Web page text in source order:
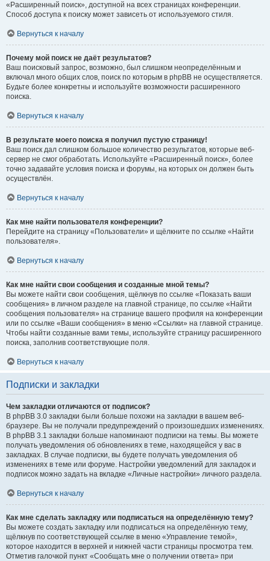
«Расширенный поиск», доступной на всех страницах конференции.
Способ доступа к поиску может зависеть от используемого стиля.
Вернуться к началу
Почему мой поиск не даёт результатов?
Ваш поисковый запрос, возможно, был слишком неопределённым и
включал много общих слов, поиск по которым в phpBB не осуществляется.
Будьте более конкретны и используйте возможности расширенного
поиска.
Вернуться к началу
В результате моего поиска я получил пустую страницу!
Ваш поиск дал слишком большое количество результатов, которые веб-
сервер не смог обработать. Используйте «Расширенный поиск», более
точно задавайте условия поиска и форумы, на которых он должен быть
осуществлён.
Вернуться к началу
Как мне найти пользователя конференции?
Перейдите на страницу «Пользователи» и щёлкните по ссылке «Найти
пользователя».
Вернуться к началу
Как мне найти свои сообщения и созданные мной темы?
Вы можете найти свои сообщения, щёлкнув по ссылке «Показать ваши
сообщения» в личном разделе на главной странице, по ссылке «Найти
сообщения пользователя» на странице вашего профиля на конференции
или по ссылке «Ваши сообщения» в меню «Ссылки» на главной странице.
Чтобы найти созданные вами темы, используйте страницу расширенного
поиска, заполнив соответствующие поля.
Вернуться к началу
Подписки и закладки
Чем закладки отличаются от подписок?
В phpBB 3.0 закладки были больше похожи на закладки в вашем веб-
браузере. Вы не получали предупреждений о произошедших изменениях.
В phpBB 3.1 закладки больше напоминают подписки на темы. Вы можете
получать уведомления об обновлениях в теме, находящейся у вас в
закладках. В случае подписки, вы будете получать уведомления об
изменениях в теме или форуме. Настройки уведомлений для закладок и
подписок можно задать на вкладке «Личные настройки» личного раздела.
Вернуться к началу
Как мне сделать закладку или подписаться на определённую тему?
Вы можете создать закладку или подписаться на определённую тему,
щёлкнув по соответствующей ссылке в меню «Управление темой»,
которое находится в верхней и нижней части страницы просмотра тем.
Отметив галочкой пункт «Сообщать мне о получении ответа» при